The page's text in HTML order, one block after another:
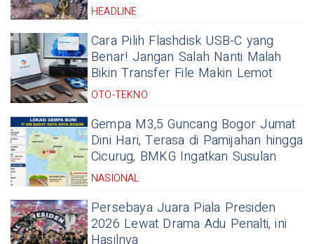
HEADLINE
Cara Pilih Flashdisk USB-C yang
Benar! Jangan Salah Nanti Malah
Bikin Transfer File Makin Lemot
OTO-TEKNO
Gempa M3,5 Guncang Bogor Jumat
Dini Hari, Terasa di Pamijahan hingga
Cicurug, BMKG Ingatkan Susulan
NASIONAL
Persebaya Juara Piala Presiden
2026 Lewat Drama Adu Penalti, ini
Hasilnya